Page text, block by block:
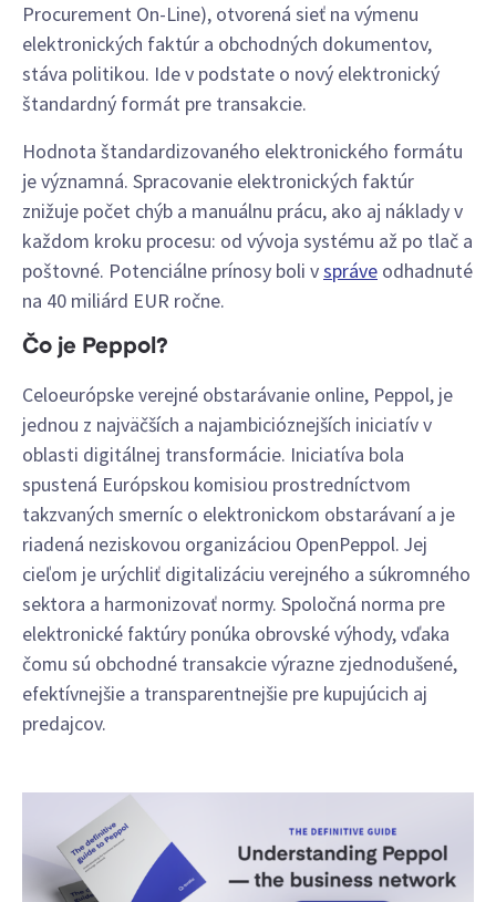
Procurement On-Line), otvorená sieť na výmenu
elektronických faktúr a obchodných dokumentov,
stáva politikou. Ide v podstate o nový elektronický
štandardný formát pre transakcie.
Hodnota štandardizovaného elektronického formátu
je významná. Spracovanie elektronických faktúr
znižuje počet chýb a manuálnu prácu, ako aj náklady v
každom kroku procesu: od vývoja systému až po tlač a
poštovné. Potenciálne prínosy boli vspráve odhadnuté
na 40 miliárd EUR ročne.
Čo je Peppol?
Celoeurópske verejné obstarávanie online, Peppol, je
jednou z najväčších a najambicióznejších iniciatív v
oblasti digitálnej transformácie. Iniciatíva bola
spustená Európskou komisiou prostredníctvom
takzvaných smerníc o elektronickom obstarávaní a je
riadená neziskovou organizáciou OpenPeppol. Jej
cieľom je urýchliť digitalizáciu verejného a súkromného
sektora a harmonizovať normy. Spoločná norma pre
elektronické faktúry ponúka obrovské výhody, vďaka
čomu sú obchodné transakcie výrazne zjednodušené,
efektívnejšie a transparentnejšie pre kupujúcich aj
predajcov.